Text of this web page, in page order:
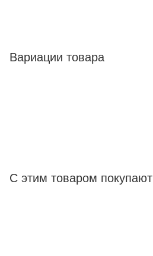
Вариации товара
С этим товаром покупают